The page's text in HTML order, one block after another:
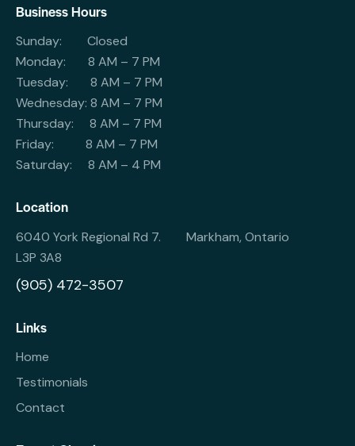
Business Hours
Sunday: Closed
Monday: 8 AM – 7 PM
Tuesday: 8 AM – 7 PM
Wednesday: 8 AM – 7 PM
Thursday: 8 AM – 7 PM
Friday: 8 AM – 7 PM
Saturday: 8 AM – 4 PM
Location
6040 York Regional Rd 7. Markham, Ontario
L3P 3A8
(905) 472-3507
Links
Home
Testimonials
Contact